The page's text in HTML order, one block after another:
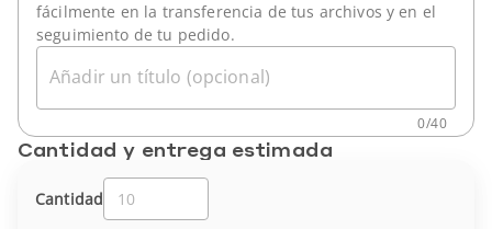
fácilmente en la transferencia de tus archivos y en el
seguimiento de tu pedido.
Añadir un título (opcional)
0/40
Cantidad y entrega estimada
Cantidad